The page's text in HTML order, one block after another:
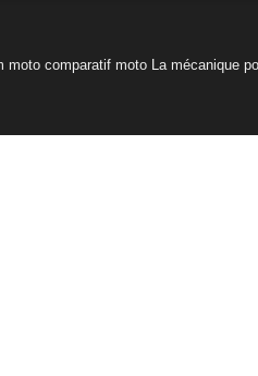
moto comparatif moto La mécanique